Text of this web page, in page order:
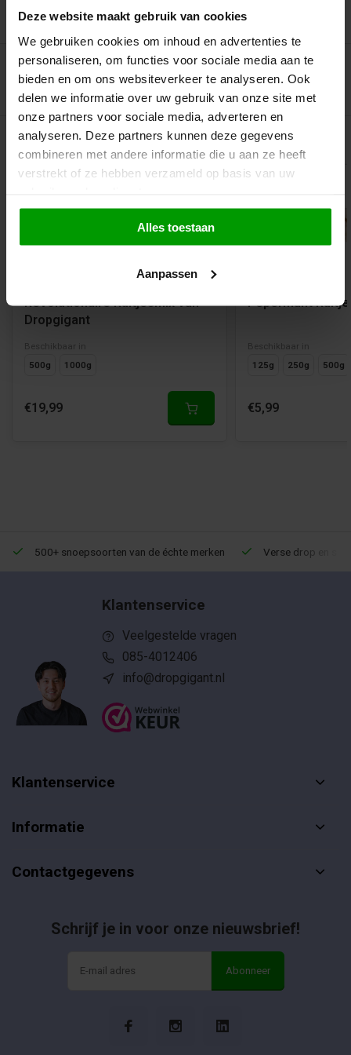
Deze website maakt gebruik van cookies
We gebruiken cookies om inhoud en advertenties te
personaliseren, om functies voor sociale media aan te
bieden en om ons websiteverkeer te analyseren. Ook
delen we informatie over uw gebruik van onze site met
onze partners voor sociale media, adverteren en
analyseren. Deze partners kunnen deze gegevens
combineren met andere informatie die u aan ze heeft
verstrekt of ze hebben verzameld op basis van uw
Alles toestaan
Aanpassen
Recent bekeken
Gerelateerde producten
Revolutionaire Ruitjesmix van
Dropgigant
Beschikbaar in
500g
1000g
€19,99
Pepermunt
Beschikbaar in
125g
250g 500g
€5,99
500+ snoepsoorten van de échte merken Verse drop en
Klantenservice
Veelgestelde vragen
085-4012406
info@dropgigant.nl
Klantenservice
Informatie
Contactgegevens
Schrijf je in voor onze nieuwsbrief!
Abonneer